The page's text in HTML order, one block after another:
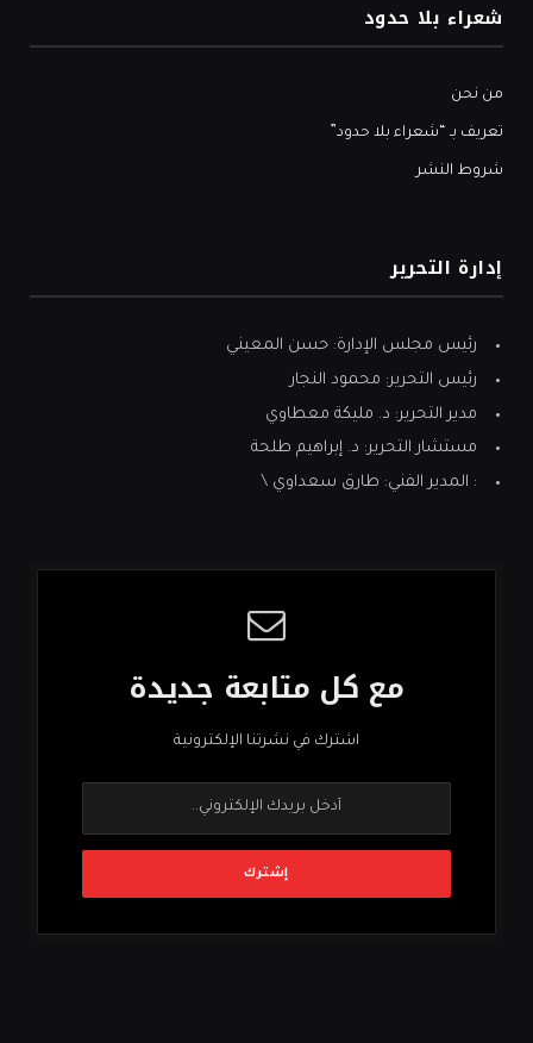
شعراء بلا حدود
من نحن
تعريف بـ “شعراء بلا حدود”
شروط النشر
إدارة التحرير
رئيس مجلس الإدارة: حسن المعيني
رئيس التحرير: محمود النجار
مدير التحرير: د. مليكة معطاوي
مستشار التحرير: د. إبراهيم طلحة
: المدير الفني: طارق سعداوي \
مع كل متابعة جديدة
اشترك في نشرتنا الإلكترونية